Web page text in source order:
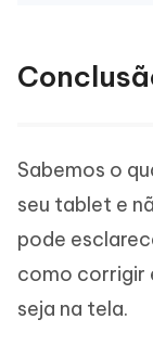
Sabemos o
seu tablet e
pode
como corrigir
seja na tela.